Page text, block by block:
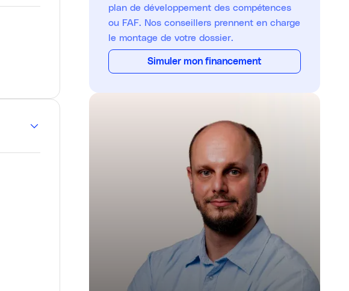
plan de développement des compétences
ou FAF. Nos conseillers prennent en charge
le montage de votre dossier.
Simuler mon financement